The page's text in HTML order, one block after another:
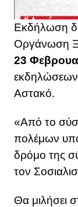
Εκδήλωση
Οργάνωση
23
εκδηλώσεων
Αστακό.
«Από το
πολέμων
δρόμο της
τον
Θα μιλήσει